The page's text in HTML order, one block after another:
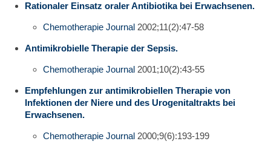
Rationaler Einsatz oraler Antibiotika bei Erwachsenen.
Chemotherapie Journal 2002;11(2):47-58
Antimikrobielle Therapie der Sepsis.
Chemotherapie Journal 2001;10(2):43-55
Empfehlungen zur antimikrobiellen Therapie von
Infektionen der Niere und des Urogenitaltrakts bei
Erwachsenen.
Chemotherapie Journal 2000;9(6):193-199